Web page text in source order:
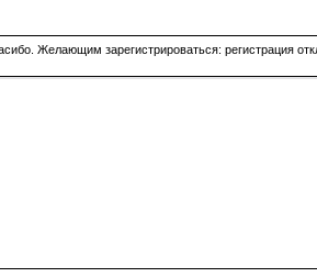
Желающим зарегистрироваться: регистрация